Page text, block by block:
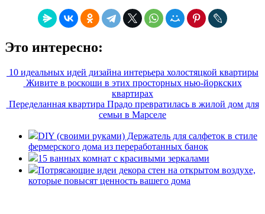
Это интересно:
10 идеальных идей дизайна интерьера холостяцкой квартиры
Живите в роскоши в этих просторных нью-йоркских
квартирах
Переделанная квартира Прадо превратилась в жилой дом для
семьи в Марселе
DIY (своими руками) Держатель для салфеток в стиле
фермерского дома из переработанных банок
15 ванных комнат с красивыми зеркалами
Потрясающие идеи декора стен на открытом воздухе,
которые повысят ценность вашего дома